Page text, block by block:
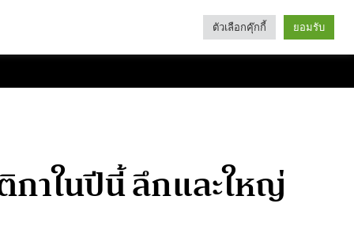
Categories
าในปีนี้ ลึกและใหญ่
ตัวเลือกคุ๊กกี้ ยอมรับ